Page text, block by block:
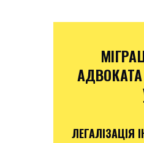
ЛЕГАЛІЗАЦІЯ